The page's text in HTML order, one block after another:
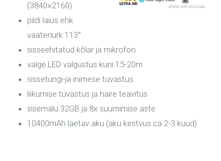
(3840×2160)
pildi laius ehk
vaatenurk 113°
sisseehitatud kõlar ja mikrofon
valge LED valgustus kuni 15-20m
sissetungi-ja inimese tuvastus
liikumise tuvastus ja häire teavitus
sisemälu 32GB ja 8x suumimise aste
10400mAh laetav aku (aku kestvus ca 2-3 kuud)